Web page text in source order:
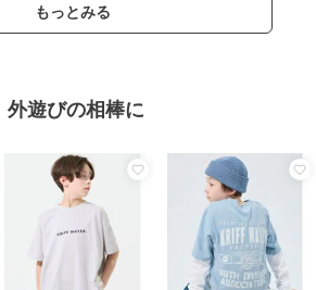
もっとみる
外遊びの相棒に